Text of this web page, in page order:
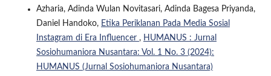
Azharia, Adinda Wulan Novitasari, Adinda Bagesa Priyanda,
Daniel Handoko, Etika Periklanan Pada Media Sosial
Instagram di Era Influencer , HUMANUS : Jurnal
Sosiohumaniora Nusantara: Vol. 1 No. 3 (2024):
HUMANUS (Jurnal Sosiohumaniora Nusantara)